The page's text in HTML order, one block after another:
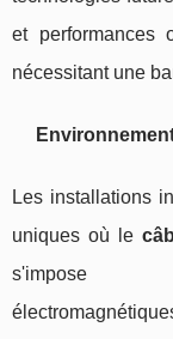
et performances
nécessitant une
Les installations
uniques où le
s'impose